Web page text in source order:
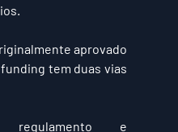
aprovado
tem duas vias
regulamento e